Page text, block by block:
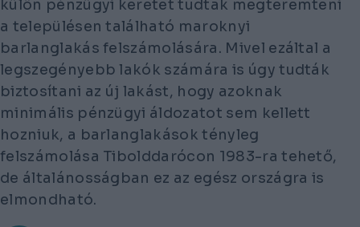
külön pénzügyi keretet tudtak megteremteni
a településen található maroknyi
barlanglakás felszámolására. Mivel ezáltal a
legszegényebb lakók számára is úgy tudták
biztosítani az új lakást, hogy azoknak
minimális pénzügyi áldozatot sem kellett
hozniuk, a barlanglakások tényleg
felszámolása Tibolddarócon 1983-ra tehető,
de általánosságban ez az egész országra is
elmondható.